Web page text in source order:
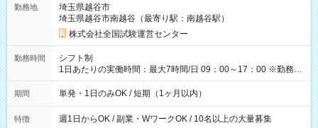
例】 ・河合塾模擬試験 8:30～17:30（休憩1時間） 時給1,300円
×8時間＝日収10,400円＋交通費 ※当日の役割により時給＋100
円の場合あり ・国家試験 7:00～13:30（休憩なし） 時給1,300
円（役割手当＋100円）×6時間＝日収8,400円＋交通費 【試用期
間】試用期間なし
勤務地
埼玉県越谷市
埼玉県越谷市南越谷（最寄り駅：南越谷駅）
株式会社全国試験運営センター
勤務時間
シフト制
1日あたりの実働時間：最大7時間/日 09：00～17：00 ※勤務時
間は 試験により異なります。
期間 単発・1日のみOK / 短期（1ヶ月以内）
特徴 週1日からOK / 副業・WワークOK / 10名以上の大量募集